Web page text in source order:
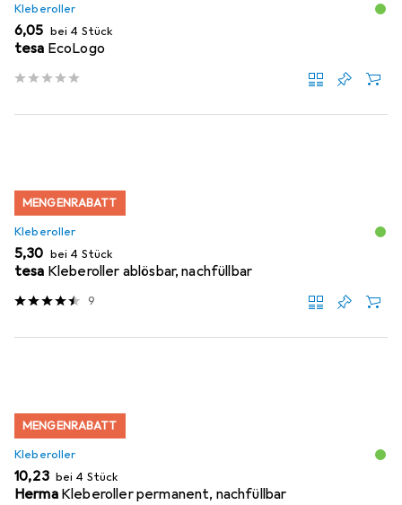
Kleberoller
EUR
6,05 bei 4 Stück
tesa EcoLogo
MENGENRABATT
Kleberoller
EUR
5,30 bei 4 Stück
tesa Kleberoller ablösbar, nachfüllbar
9
MENGENRABATT
Kleberoller
EUR
10,23 bei 4 Stück
Herma Kleberoller permanent, nachfüllbar